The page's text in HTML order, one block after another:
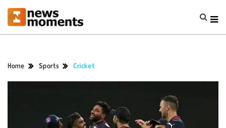
Home Sports Cricket